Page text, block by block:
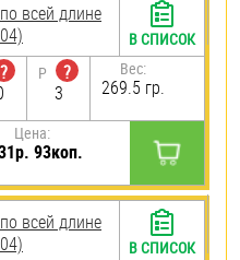
всей длине
?
P
?
3
Вес:
269.5 гр.
Цена:
93коп.
В СПИСОК
всей длине
В СПИСОК